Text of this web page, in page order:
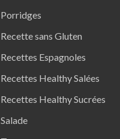
Porridges
Recette sans Gluten
Recettes Espagnoles
Recettes Healthy Salées
Recettes Healthy Sucrées
Salade